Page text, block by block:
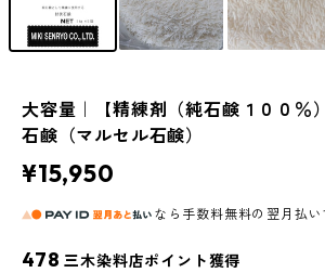
大容量｜【精練剤（純石鹸１００％
石鹸（マルセル石鹸）
¥15,950
なら 手数料無料の 翌月払
478 三木染料店ポイント獲得